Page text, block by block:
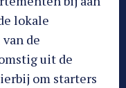
lokale
de
uit de
om starters